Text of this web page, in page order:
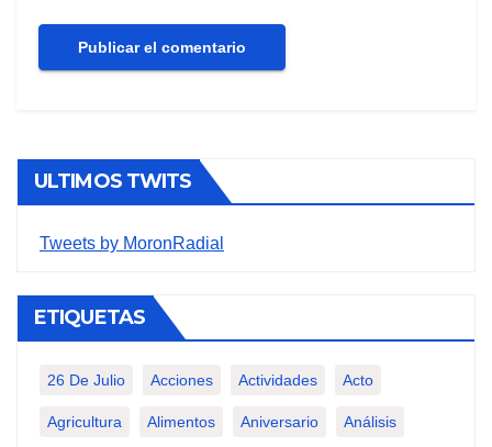
ULTIMOS TWITS
Tweets by MoronRadial
ETIQUETAS
26 De Julio Acciones Actividades Acto
Agricultura Alimentos Aniversario Análisis